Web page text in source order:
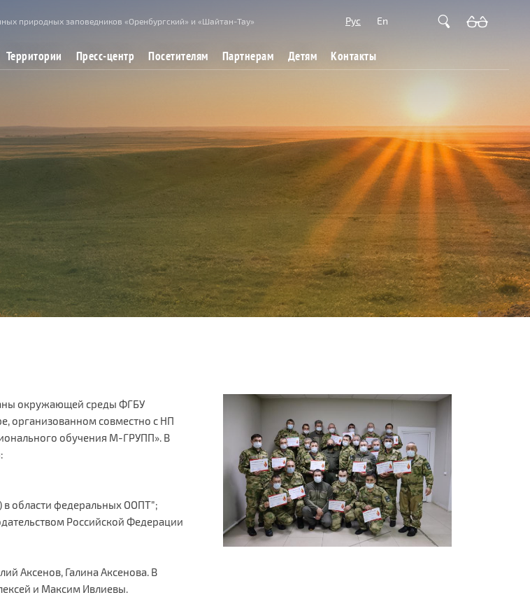
природных заповедников «Оренбургский» и «Шайтан-Тау» Рус En
Территории Пресс-центр Посетителям Партнерам Детям Контакты
окружающей среды ФГБУ
организованном совместно с НП
обучения М-ГРУПП». В
в области федеральных ООПТ”;
Российской Федерации
Аксенов, Галина Аксенова. В
и Максим Ивлиевы.